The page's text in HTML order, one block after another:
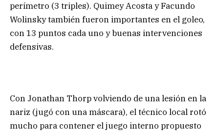
perímetro (3 triples). Quimey Acosta y Facundo
Wolinsky también fueron importantes en el goleo,
con 13 puntos cada uno y buenas intervenciones
defensivas.
Con Jonathan Thorp volviendo de una lesión en la
nariz (jugó con una máscara), el técnico local rotó
mucho para contener el juego interno propuesto